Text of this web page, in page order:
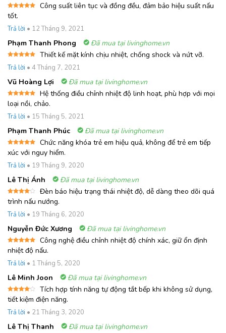
Được xếp
hạng
sao
Công suất liên tục và đồng đều, đảm bảo hiệu suất nấu
tốt.
Trả lời • 12 Tháng 9, 2021
Phạm Thanh Phong Đã mua tại livinghome.vn
hạng5 5
Thiết kế mặt kính chịu nhiệt, chống shock và nứt vỡ.
Trả lời • 4 Tháng 7, 2021
Vũ Hoàng Lợi Đã mua tại livinghome.vn
Được xếp
hạng 55
sao
Hệ thống điều chỉnh nhiệt độ linh hoạt, phù hợp với mọi
loại nồi, chảo.
Trả lời • 15 Tháng 5, 2021
Phạm Thanh Phúc Đã mua tại livinghome.vn
Được xếp
hạng55
sao
Chức năng khóa trẻ em hiệu quả, không để trẻ em tiếp
xúc với nguy hiểm.
Trả lời • 19 Tháng 9, 2020
Lê Thị Ánh Đã mua tại livinghome.vn
Được
xếp
hạng 4
5 sao
Đèn báo hiệu trạng thái nhiệt độ, dễ dàng theo dõi quá
trình nấu nướng.
Trả lời • 19 Tháng 6, 2020
Nguyễn Đức Xương Đã mua tại livinghome.vn
Được xếp
hạng5 5
sao
Công nghệ điều chỉnh nhiệt độ chính xác, giữ ổn định
nhiệt độ nấu.
Trả lời • 1 Tháng 5, 2020
Lê Minh Joon Đã mua tại livinghome.vn
Được
xếp
hạng 4
5 sao
Tích hợp tính năng tự động tắt bếp khi không sử dụng,
tiết kiệm điện năng.
Trả lời • 21 Tháng 3, 2020
Lê Thị Thanh Đã mua tại livinghome.vn